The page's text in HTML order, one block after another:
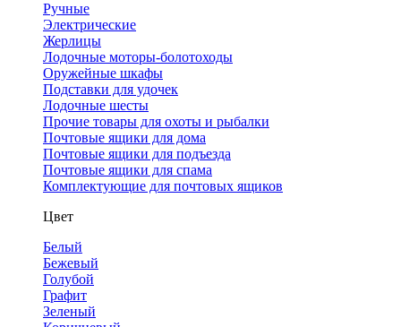
Ручные
Электрические
Жерлицы
Лодочные моторы-болотоходы
Оружейные шкафы
Подставки для удочек
Лодочные шесты
Прочие товары для охоты и рыбалки
Почтовые ящики для дома
Почтовые ящики для подъезда
Почтовые ящики для спама
Комплектующие для почтовых ящиков
Цвет
Белый
Бежевый
Голубой
Графит
Зеленый